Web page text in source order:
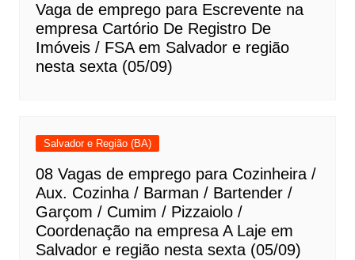
Vaga de emprego para Escrevente na
empresa Cartório De Registro De
Imóveis / FSA em Salvador e região
nesta sexta (05/09)
Salvador e Região (BA)
08 Vagas de emprego para Cozinheira /
Aux. Cozinha / Barman / Bartender /
Garçom / Cumim / Pizzaiolo /
Coordenação na empresa A Laje em
Salvador e região nesta sexta (05/09)